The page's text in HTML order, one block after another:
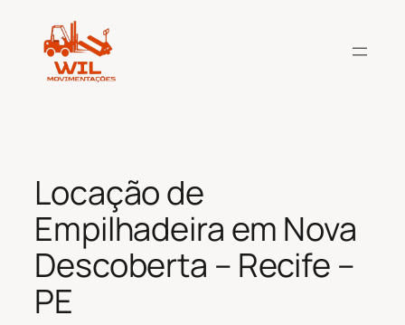
conteúdo
Locação de
Empilhadeira em Nova
Descoberta – Recife –
PE